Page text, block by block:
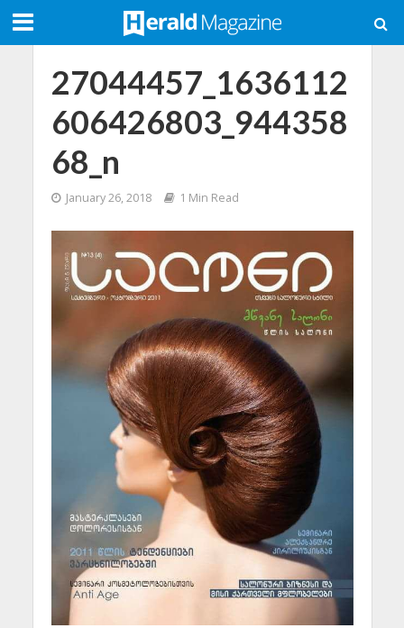
27044457_1636112
606426803_944358
68_n
January 26, 2018 1 Min Read